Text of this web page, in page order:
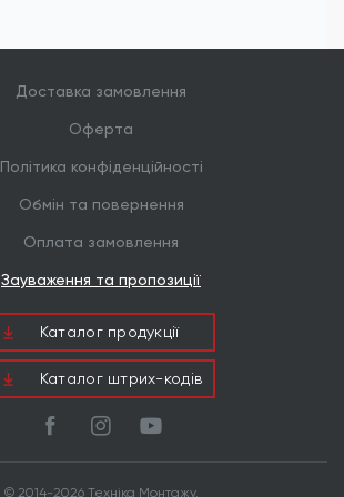
Доставка замовлення
Оферта
Політика конфіденційності
Обмін та повернення
Оплата замовлення
Зауваження та пропозиції
Каталог продукцiї
Каталог штрих-кодів
© 2014-2026 Техніка Монтажу.